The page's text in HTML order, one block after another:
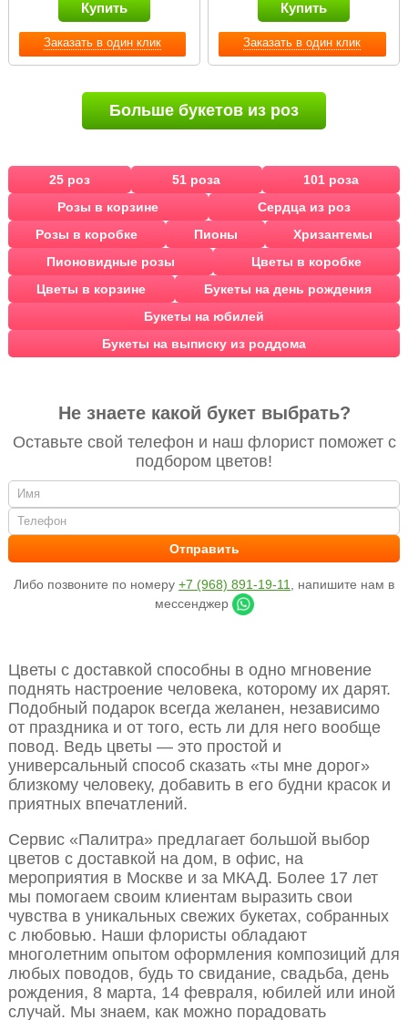
Заказать в один клик
Купить
Заказать в один клик
Купить
Больше букетов из роз
25 роз 51 роза
101 роза
Розы в корзине
Сердца из роз
Розы в коробке
Пионы
Хризантемы
Пионовидные розы
Цветы в коробке
Цветы в корзине
Букеты на день рождения
Букеты на юбилей
Букеты на выписку из роддома
Не знаете какой букет выбрать?
Оставьте свой телефон и наш флорист поможет с
подбором цветов!
Либо позвоните по номеру +7 (968) 891-19-11
, напишите нам в
мессенджер
Цветы с доставкой способны в одно мгновение
поднять настроение человека, которому их дарят.
Подобный подарок всегда желанен, независимо
от праздника и от того, есть ли для него вообще
повод. Ведь цветы — это простой и
универсальный способ сказать «ты мне дорог»
близкому человеку, добавить в его будни красок и
приятных впечатлений.
Сервис «Палитра» предлагает большой выбор
цветов с доставкой на дом, в офис, на
мероприятия в Москве и за МКАД. Более 17 лет
мы помогаем своим клиентам выразить свои
чувства в уникальных свежих букетах, собранных
с любовью. Наши флористы обладают
многолетним опытом оформления композиций для
любых поводов, будь то свидание, свадьба, день
рождения, 8 марта, 14 февраля, юбилей или иной
случай. Мы знаем, как можно порадовать